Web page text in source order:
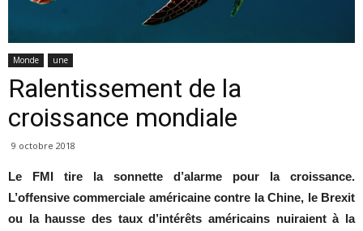
Monde une
Ralentissement de la
croissance mondiale
9 octobre 2018
Le FMI tire la sonnette d’alarme pour la croissance.
L’offensive commerciale américaine contre la Chine, le Brexit
ou la hausse des taux d’intérêts américains nuiraient à la